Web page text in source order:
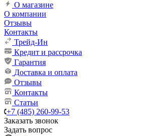
О магазине
О компании
Отзывы
Контакты
Трейд-Ин
Кредит и рассрочка
Гарантия
Доставка и оплата
Отзывы
Контакты
Статьи
+7 (485) 260-99-53
Заказать звонок
Задать вопрос